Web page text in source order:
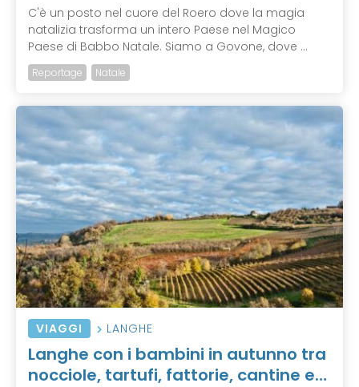
C'è un posto nel cuore del Roero dove la magia
natalizia trasforma un intero Paese nel Magico
Paese di Babbo Natale. Siamo a Govone, dove ...
Reportage Natale
VIAGGI LANGHE
Langhe con i bambini in autunno tra
nocciole, tartufi, fattorie, cantine e…